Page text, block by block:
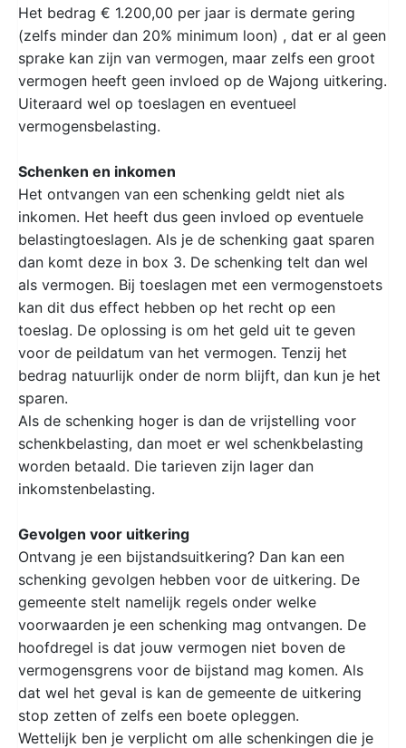
Het bedrag € 1.200,00 per jaar is dermate gering
(zelfs minder dan 20% minimum loon) , dat er al geen
sprake kan zijn van vermogen, maar zelfs een groot
vermogen heeft geen invloed op de Wajong uitkering.
Uiteraard wel op toeslagen en eventueel
vermogensbelasting.
Schenken en inkomen
Het ontvangen van een schenking geldt niet als
inkomen. Het heeft dus geen invloed op eventuele
belastingtoeslagen. Als je de schenking gaat sparen
dan komt deze in box 3. De schenking telt dan wel
als vermogen. Bij toeslagen met een vermogenstoets
kan dit dus effect hebben op het recht op een
toeslag. De oplossing is om het geld uit te geven
voor de peildatum van het vermogen. Tenzij het
bedrag natuurlijk onder de norm blijft, dan kun je het
sparen.
Als de schenking hoger is dan de vrijstelling voor
schenkbelasting, dan moet er wel schenkbelasting
worden betaald. Die tarieven zijn lager dan
inkomstenbelasting.
Gevolgen voor uitkering
Ontvang je een bijstandsuitkering? Dan kan een
schenking gevolgen hebben voor de uitkering. De
gemeente stelt namelijk regels onder welke
voorwaarden je een schenking mag ontvangen. De
hoofdregel is dat jouw vermogen niet boven de
vermogensgrens voor de bijstand mag komen. Als
dat wel het geval is kan de gemeente de uitkering
stop zetten of zelfs een boete opleggen.
Wettelijk ben je verplicht om alle schenkingen die je